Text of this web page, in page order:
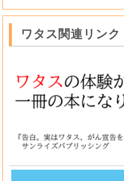
ワタス関連リンク